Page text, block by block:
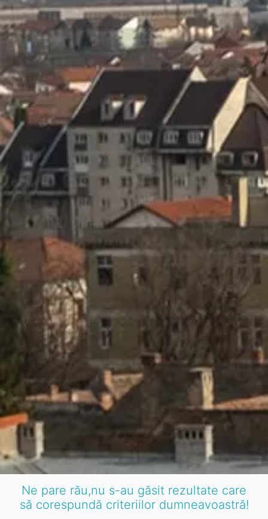
Ne pare rău,nu s-au găsit rezultate care
să corespundă criteriilor dumneavoastră!